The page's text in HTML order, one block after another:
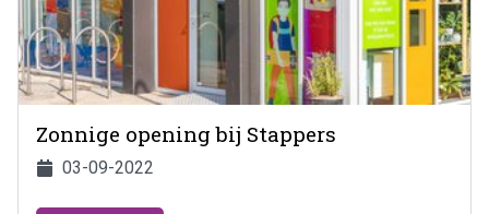
Zonnige opening bij Stappers
03-09-2022